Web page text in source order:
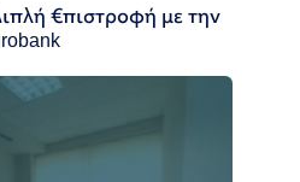
€πιστροφή με την